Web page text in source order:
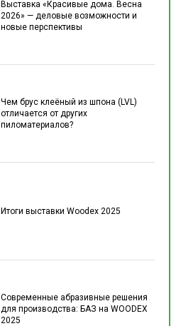
Выставка «Красивые дома. Весна
2026» — деловые возможности и
новые перспективы
Чем брус клеёный из шпона (LVL)
отличается от других
пиломатериалов?
Итоги выставки Woodex 2025
Современные абразивные решения
для производства: БАЗ на WOODEX
2025